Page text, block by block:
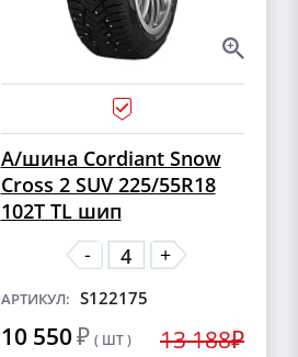
А/шина Cordiant Snow
Cross 2 SUV 225/55R18
102T TL шип
-
+
АРТИКУЛ: S122175
10 550₽ ( ШТ ) 13 188₽